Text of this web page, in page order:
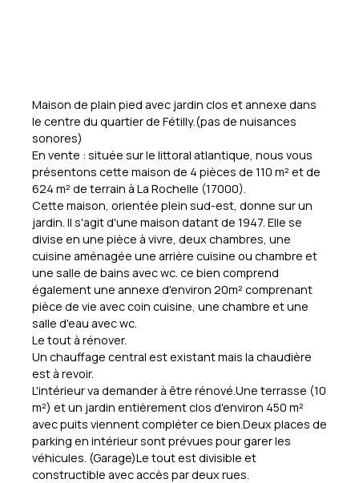
Maison de plain pied avec jardin clos et annexe dans
le centre du quartier de Fétilly.(pas de nuisances
sonores)
En vente : située sur le littoral atlantique, nous vous
présentons cette maison de 4 pièces de 110 m² et de
624 m² de terrain à La Rochelle (17000).
Cette maison, orientée plein sud-est, donne sur un
jardin. Il s'agit d'une maison datant de 1947. Elle se
divise en une pièce à vivre, deux chambres, une
cuisine aménagée une arrière cuisine ou chambre et
une salle de bains avec wc. ce bien comprend
également une annexe d'environ 20m² comprenant
pièce de vie avec coin cuisine, une chambre et une
salle d'eau avec wc.
Le tout à rénover.
Un chauffage central est existant mais la chaudière
est à revoir.
L'intérieur va demander à être rénové.Une terrasse (10
m²) et un jardin entièrement clos d'environ 450 m²
avec puits viennent compléter ce bien.Deux places de
parking en intérieur sont prévues pour garer les
véhicules. (Garage)Le tout est divisible et
constructible avec accès par deux rues.